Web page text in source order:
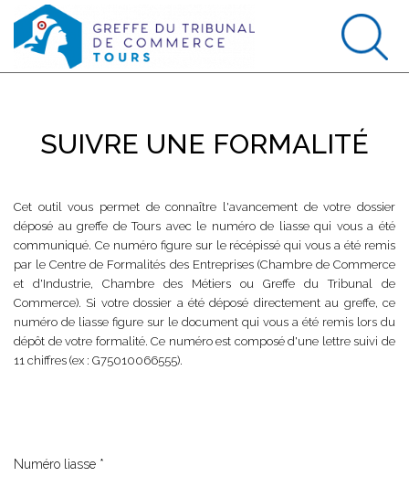
SUIVRE UNE FORMALITÉ
Cet outil vous permet de connaître l'avancement de votre dossier
déposé au greffe de Tours avec le numéro de liasse qui vous a été
communiqué. Ce numéro figure sur le récépissé qui vous a été remis
par le Centre de Formalités des Entreprises (Chambre de Commerce
et d'Industrie, Chambre des Métiers ou Greffe du Tribunal de
Commerce). Si votre dossier a été déposé directement au greffe, ce
numéro de liasse figure sur le document qui vous a été remis lors du
dépôt de votre formalité. Ce numéro est composé d'une lettre suivi de
11 chiffres (ex : G75010066555).
Numéro liasse *